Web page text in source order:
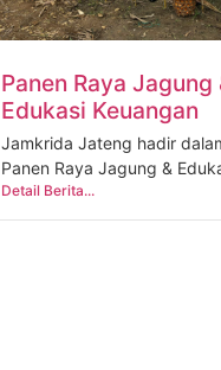
Panen Raya Jagung
Edukasi Keuangan
Jamkrida Jateng hadir
Panen Raya Jagung &
Detail Berita...